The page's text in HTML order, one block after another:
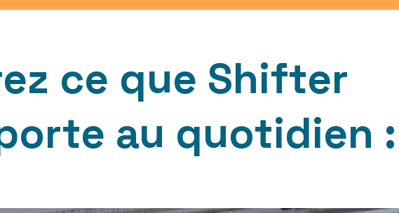
ce que Shifter
au quotidien :